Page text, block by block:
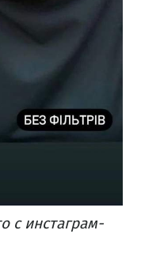
с инстаграм-